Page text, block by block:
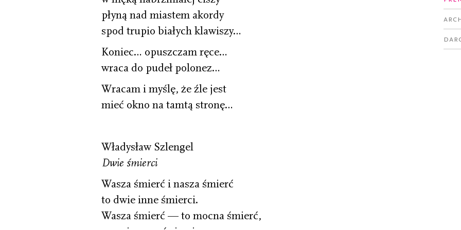
płyną nad miastem akordy
spod trupio białych klawiszy…
Koniec… opuszczam ręce…
wraca do pudeł polonez…
Wracam i myślę, że źle jest
mieć okno na tamtą stronę…
Władysław Szlengel
Dwie śmierci
Wasza śmierć i nasza śmierć
to dwie inne śmierci.
Wasza śmierć — to mocna śmierć,